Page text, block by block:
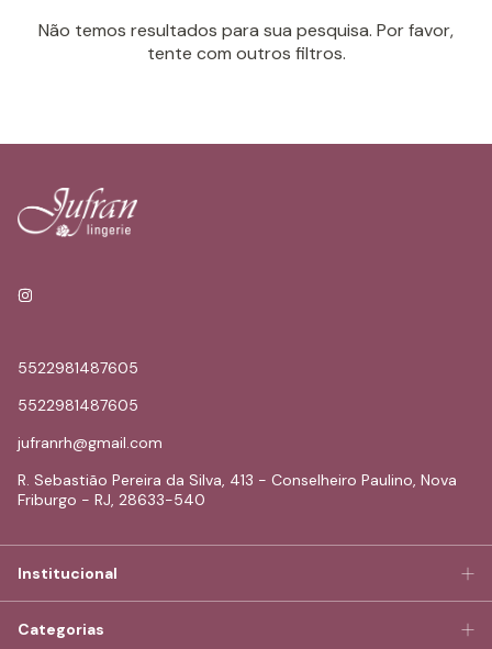
Não temos resultados para sua pesquisa. Por favor,
tente com outros filtros.
5522981487605
5522981487605
jufranrh@gmail.com
R. Sebastião Pereira da Silva, 413 - Conselheiro Paulino, Nova
Friburgo - RJ, 28633-540
Institucional
Categorias